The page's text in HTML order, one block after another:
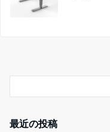
最近の投稿